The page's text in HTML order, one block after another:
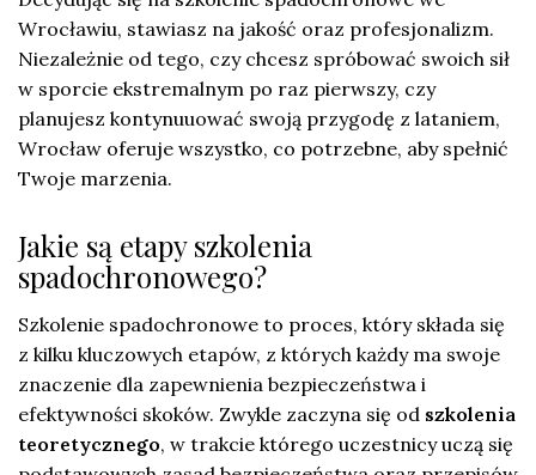
Wrocławiu, stawiasz na jakość oraz profesjonalizm.
Niezależnie od tego, czy chcesz spróbować swoich sił
w sporcie ekstremalnym po raz pierwszy, czy
planujesz kontynuuować swoją przygodę z lataniem,
Wrocław oferuje wszystko, co potrzebne, aby spełnić
Twoje marzenia.
Jakie są etapy szkolenia
spadochronowego?
Szkolenie spadochronowe to proces, który składa się
z kilku kluczowych etapów, z których każdy ma swoje
znaczenie dla zapewnienia bezpieczeństwa i
efektywności skoków. Zwykle zaczyna się od szkolenia
teoretycznego, w trakcie którego uczestnicy uczą się